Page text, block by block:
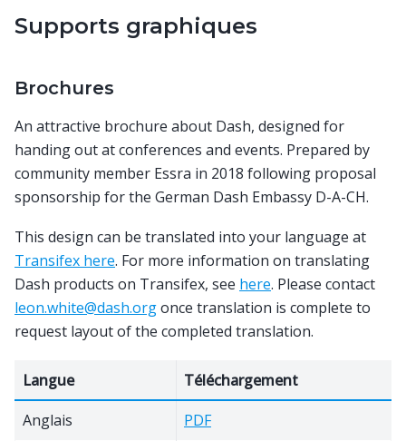
Supports graphiques
Brochures
An attractive brochure about Dash, designed for
handing out at conferences and events. Prepared by
community member Essra in 2018 following proposal
sponsorship for the German Dash Embassy D-A-CH.
This design can be translated into your language at
Transifex here. For more information on translating
Dash products on Transifex, see here. Please contact
leon.white@dash.orgonce translation is complete to
request layout of the completed translation.
Langue
Téléchargement
Anglais
PDF